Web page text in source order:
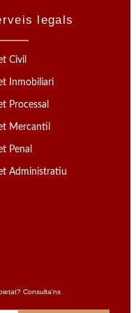
legals
Civil
Inmobiliari
Processal
Mercantil
Penal
Administratiu
Consulta'ns